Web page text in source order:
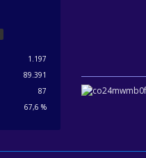
1.197
89.391
87
67,6 %